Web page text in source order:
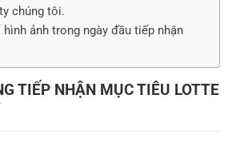
chúng tôi.
ảnh trong ngày đầu tiếp nhận
TIẾP NHẬN MỤC TIÊU LOTTE